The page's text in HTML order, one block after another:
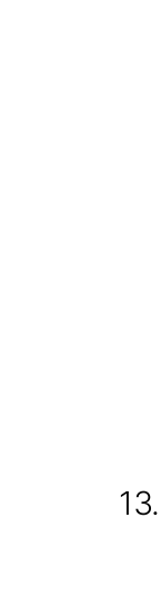
13.